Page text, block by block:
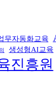
무자동화교육
생성형AI교육
진흥원